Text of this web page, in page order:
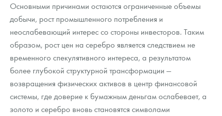
Основными причинами остаются ограниченные объемы
добычи, рост промышленного потребления и
неослабевающий интерес со стороны инвесторов. Таким
образом, рост цен на серебро является следствием не
временного спекулятивного интереса, а результатом
более глубокой структурной трансформации —
возвращения физических активов в центр финансовой
системы, где доверие к бумажным деньгам ослабевает, а
золото и серебро вновь становятся символами